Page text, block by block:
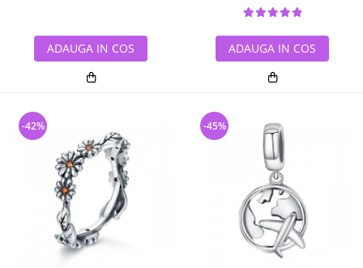
ADAUGA IN COS ADAUGA IN COS
-42% -45%